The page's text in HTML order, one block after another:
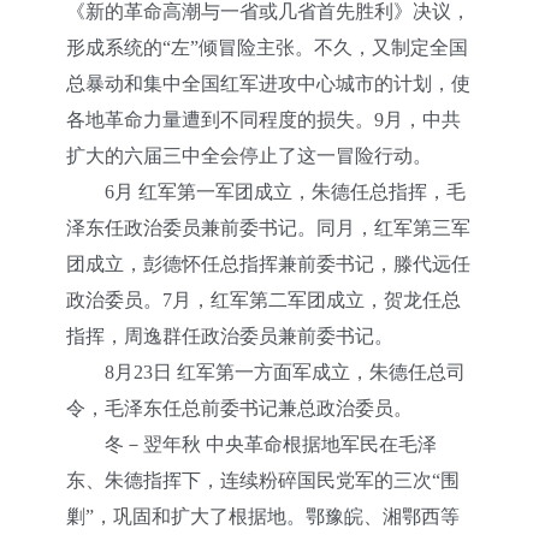
《新的革命高潮与一省或几省首先胜利》决议，
形成系统的“左”倾冒险主张。不久，又制定全国
总暴动和集中全国红军进攻中心城市的计划，使
各地革命力量遭到不同程度的损失。9月，中共
扩大的六届三中全会停止了这一冒险行动。
6月 红军第一军团成立，朱德任总指挥，毛
泽东任政治委员兼前委书记。同月，红军第三军
团成立，彭德怀任总指挥兼前委书记，滕代远任
政治委员。7月，红军第二军团成立，贺龙任总
指挥，周逸群任政治委员兼前委书记。
8月23日 红军第一方面军成立，朱德任总司
令，毛泽东任总前委书记兼总政治委员。
冬－翌年秋 中央革命根据地军民在毛泽
东、朱德指挥下，连续粉碎国民党军的三次“围
剿”，巩固和扩大了根据地。鄂豫皖、湘鄂西等